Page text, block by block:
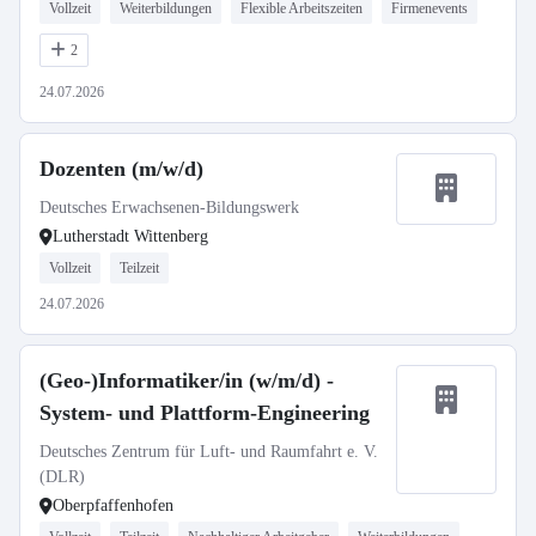
Vollzeit Weiterbildungen Flexible Arbeitszeiten Firmenevents
2
24.07.2026
Dozenten (m/w/d)
Deutsches Erwachsenen-Bildungswerk
Lutherstadt Wittenberg
Vollzeit Teilzeit
24.07.2026
(Geo-)Informatiker/in (w/m/d) -
System- und Plattform-Engineering
Deutsches Zentrum für Luft- und Raumfahrt e. V.
(DLR)
Oberpfaffenhofen